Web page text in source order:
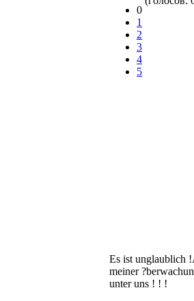
0
1
2
3
4
5
Es ist unglaublich
meiner
unter uns ! ! !